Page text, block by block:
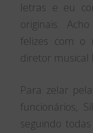
letras e eu
originais.
felizes com o
diretor musical
Para zelar
funcionários,
seguindo